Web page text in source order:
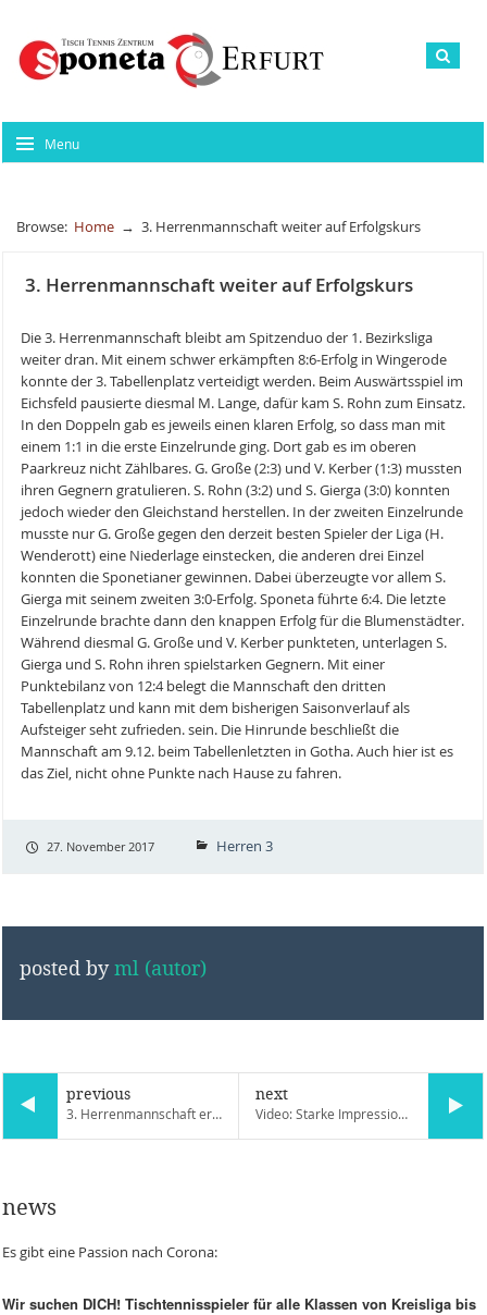
Menu
Browse: Home → 3. Herrenmannschaft weiter auf Erfolgskurs
3. Herrenmannschaft weiter auf Erfolgskurs
Die 3. Herrenmannschaft bleibt am Spitzenduo der 1. Bezirksliga
weiter dran. Mit einem schwer erkämpften 8:6-Erfolg in Wingerode
konnte der 3. Tabellenplatz verteidigt werden. Beim Auswärtsspiel im
Eichsfeld pausierte diesmal M. Lange, dafür kam S. Rohn zum Einsatz.
In den Doppeln gab es jeweils einen klaren Erfolg, so dass man mit
einem 1:1 in die erste Einzelrunde ging. Dort gab es im oberen
Paarkreuz nicht Zählbares. G. Große (2:3) und V. Kerber (1:3) mussten
ihren Gegnern gratulieren. S. Rohn (3:2) und S. Gierga (3:0) konnten
jedoch wieder den Gleichstand herstellen. In der zweiten Einzelrunde
musste nur G. Große gegen den derzeit besten Spieler der Liga (H.
Wenderott) eine Niederlage einstecken, die anderen drei Einzel
konnten die Sponetianer gewinnen. Dabei überzeugte vor allem S.
Gierga mit seinem zweiten 3:0-Erfolg. Sponeta führte 6:4. Die letzte
Einzelrunde brachte dann den knappen Erfolg für die Blumenstädter.
Während diesmal G. Große und V. Kerber punkteten, unterlagen S.
Gierga und S. Rohn ihren spielstarken Gegnern. Mit einer
Punktebilanz von 12:4 belegt die Mannschaft den dritten
Tabellenplatz und kann mit dem bisherigen Saisonverlauf als
Aufsteiger seht zufrieden. sein. Die Hinrunde beschließt die
Mannschaft am 9.12. beim Tabellenletzten in Gotha. Auch hier ist es
das Ziel, nicht ohne Punkte nach Hause zu fahren.
27. November 2017 Herren 3
posted byml (autor)
previous
3. Herrenmannschaft erobert 3. Tabellenplatz
next
Video: Starke Impressionen vom Doppelsieg
news
Es gibt eine Passion nach Corona:
Wir suchen DICH! Tischtennisspieler für alle Klassen von Kreisliga bis